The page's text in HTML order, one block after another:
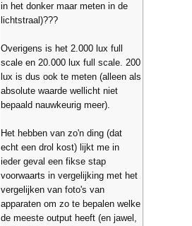
in het donker maar meten in de
lichtstraal)???
Overigens is het 2.000 lux full
scale en 20.000 lux full scale. 200
lux is dus ook te meten (alleen als
absolute waarde wellicht niet
bepaald nauwkeurig meer).
Het hebben van zo'n ding (dat
echt een drol kost) lijkt me in
ieder geval een fikse stap
voorwaarts in vergelijking met het
vergelijken van foto's van
apparaten om zo te bepalen welke
de meeste output heeft (en jawel,